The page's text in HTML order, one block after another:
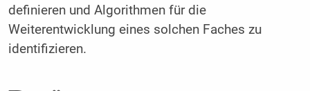
definieren und Algorithmen für die
Weiterentwicklung eines solchen Faches zu
identifizieren.